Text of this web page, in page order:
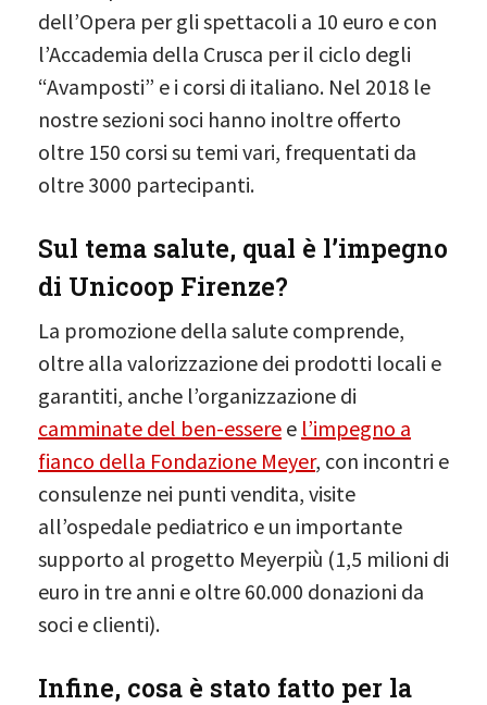
dell’Opera per gli spettacoli a 10 euro e con
l’Accademia della Crusca per il ciclo degli
“Avamposti” e i corsi di italiano. Nel 2018 le
nostre sezioni soci hanno inoltre offerto
oltre 150 corsi su temi vari, frequentati da
oltre 3000 partecipanti.
Sul tema salute, qual è l’impegno
di Unicoop Firenze?
La promozione della salute comprende,
oltre alla valorizzazione dei prodotti locali e
garantiti, anche l’organizzazione di
camminate del ben-essere e l’impegno a
fianco della Fondazione Meyer, con incontri e
consulenze nei punti vendita, visite
all’ospedale pediatrico e un importante
supporto al progetto Meyerpiù (1,5 milioni di
euro in tre anni e oltre 60.000 donazioni da
soci e clienti).
Infine, cosa è stato fatto per la